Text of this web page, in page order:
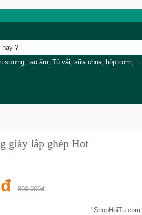
sương, tạo ẩm, Tủ vải, sữa chua, hộp cơm, ...
giày lắp ghép Hot
800.000đ
"ShopHoiTu.com